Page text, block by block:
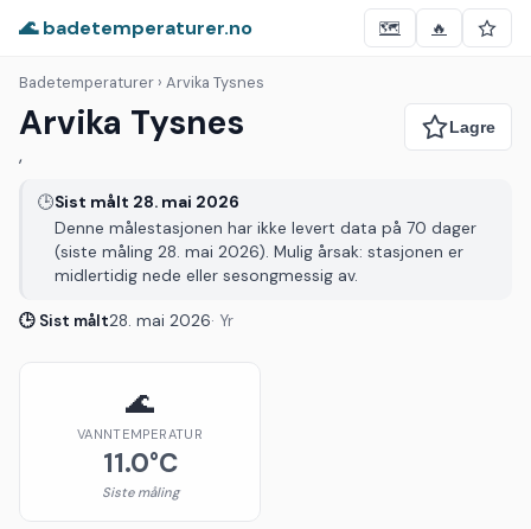
🌊 badetemperaturer.no 🗺️ 🔥
Badetemperaturer › Arvika Tysnes
Arvika Tysnes
,
🕒Sist målt 28. mai 2026
Denne målestasjonen har ikke levert data på 70 dager
(siste måling 28. mai 2026). Mulig årsak: stasjonen er
midlertidig nede eller sesongmessig av.
🕒 Sist målt28. mai 2026· Yr
🌊
VANNTEMPERATUR
11.0°C
Siste måling